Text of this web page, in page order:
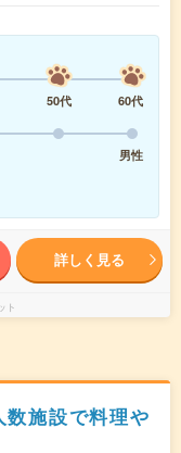
50代
60代
男性
詳しく見る
ト
数施設で料理や